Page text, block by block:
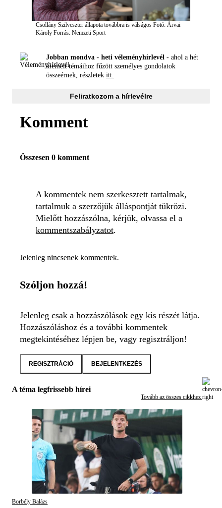
Csollány Szilveszter állapota továbbra is válságos Fotó: Árvai
Károly Forrás: Nemzeti Sport
Jobban mondva - heti véleményhírlevél - ahol a hét
kiemelt témáihoz fűzött személyes gondolatok
összeérnek, részletek itt.
Feliratkozom a hírlevélre
Komment
Összesen 0 komment
A kommentek nem szerkesztett tartalmak,
tartalmuk a szerzőjük álláspontját tükrözi.
Mielőtt hozzászólna, kérjük, olvassa el a
kommentszabályzatot.
Jelenleg nincsenek kommentek.
Szóljon hozzá!
Jelenleg csak a hozzászólások egy kis részét látja.
Hozzászóláshoz és a további kommentek
megtekintéséhez lépjen be, vagy regisztráljon!
REGISZTRÁCIÓ BEJELENTKEZÉS
A téma legfrissebb hírei
Tovább az összes cikkhez
Borbély Balázs